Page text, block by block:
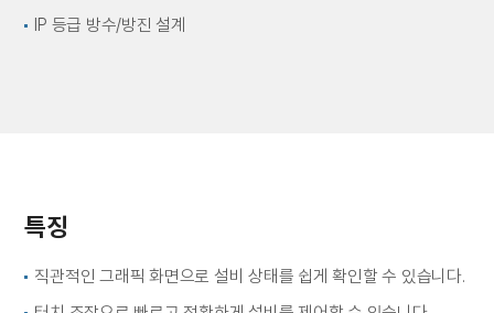
IP 등급 방수/방진 설계
특징
직관적인 그래픽 화면으로 설비 상태를 쉽게 확인할 수 있습니다.